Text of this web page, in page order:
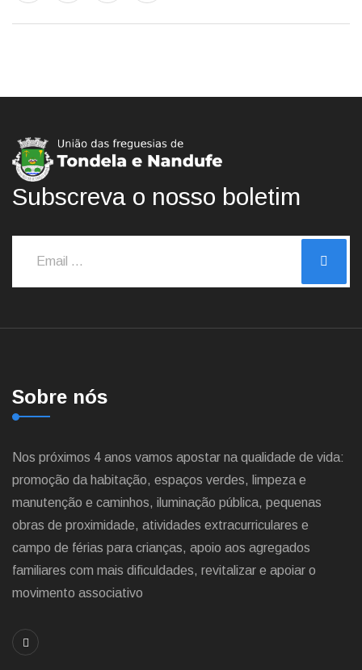
Subscreva o nosso boletim
Sobre nós
Nos próximos 4 anos vamos apostar na qualidade de vida:
promoção da habitação, espaços verdes, limpeza e
manutenção e caminhos, iluminação pública, pequenas
obras de proximidade, atividades extracurriculares e
campo de férias para crianças, apoio aos agregados
familiares com mais dificuldades, revitalizar e apoiar o
movimento associativo